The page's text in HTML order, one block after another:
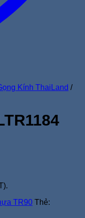
Kính ThaiLand /
TR90 Thẻ: